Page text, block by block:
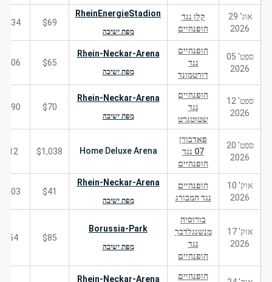
אוג' 29
2026
קלן נגד
הופנהיים
RheinEnergieStadion
מפת ישיבה
$69
234
ספט' 05
2026
הופנהיים
נגד
דורטמונד
Rhein-Neckar-Arena
מפת ישיבה
$65
206
ספט' 12
2026
הופנהיים
נגד
שטוטגרט
Rhein-Neckar-Arena
מפת ישיבה
$70
190
ספט' 20
2026
פאדבורן
07 נגד
הופנהיים
Home Deluxe Arena
$1,038
12
אוק' 10
2026
הופנהיים
נגד המבורג
Rhein-Neckar-Arena
מפת ישיבה
$41
203
אוק' 17
2026
בורוסיה
מנשנגלדבך
נגד
הופנהיים
Borussia-Park
מפת ישיבה
$85
54
הופנהיים Rhein-Neckar-Arena